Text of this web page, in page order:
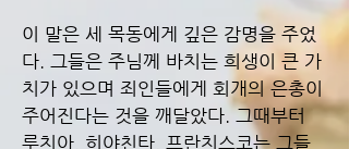
이 말은 세 목동에게 깊은 감명을 주었
다. 그들은 주님께 바치는 희생이 큰 가
치가 있으며 죄인들에게 회개의 은총이
주어진다는 것을 깨달았다. 그때부터
루치아, 히야친타, 프란치스코는 그들